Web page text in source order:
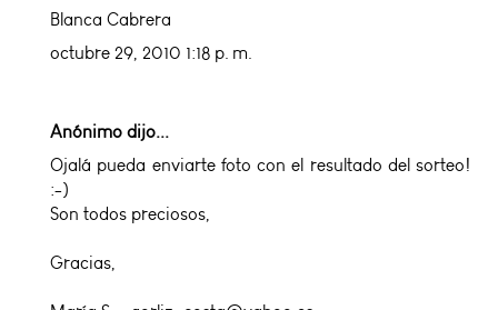
Blanca Cabrera
octubre 29, 2010 1:18 p. m.
Anónimo dijo...
Ojalá pueda enviarte foto con el resultado del sorteo!
:-)
Son todos preciosos,
Gracias,